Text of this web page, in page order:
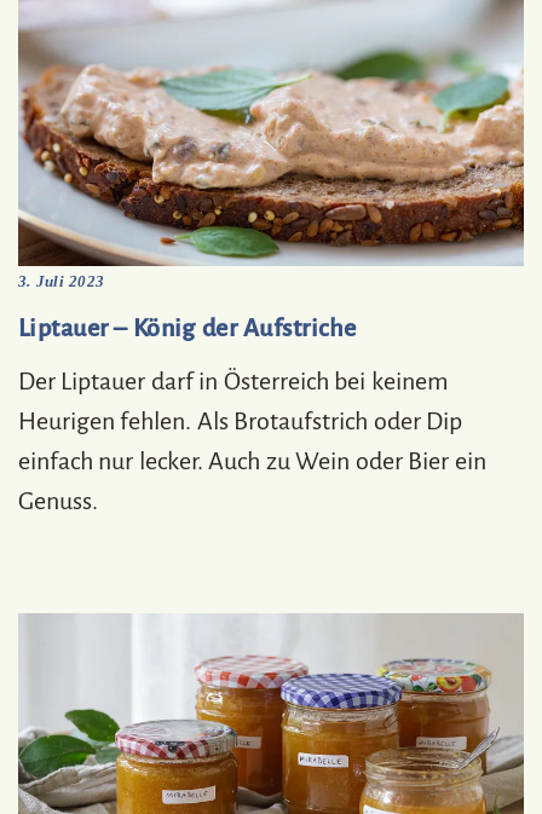
3. Juli 2023
Liptauer – König der Aufstriche
Der Liptauer darf in Österreich bei keinem
Heurigen fehlen. Als Brotaufstrich oder Dip
einfach nur lecker. Auch zu Wein oder Bier ein
Genuss.